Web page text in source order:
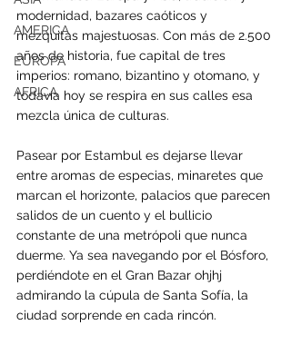
AMERICA
EUROPA
AFRICA
modernidad, bazares caóticos y
mezquitas majestuosas. Con más de 2.500
años de historia, fue capital de tres
imperios: romano, bizantino y otomano, y
todavía hoy se respira en sus calles esa
mezcla única de culturas.
Pasear por Estambul es dejarse llevar
entre aromas de especias, minaretes que
marcan el horizonte, palacios que parecen
salidos de un cuento y el bullicio
constante de una metrópoli que nunca
duerme. Ya sea navegando por el Bósforo,
perdiéndote en el Gran Bazar ohjhj
admirando la cúpula de Santa Sofía, la
ciudad sorprende en cada rincón.